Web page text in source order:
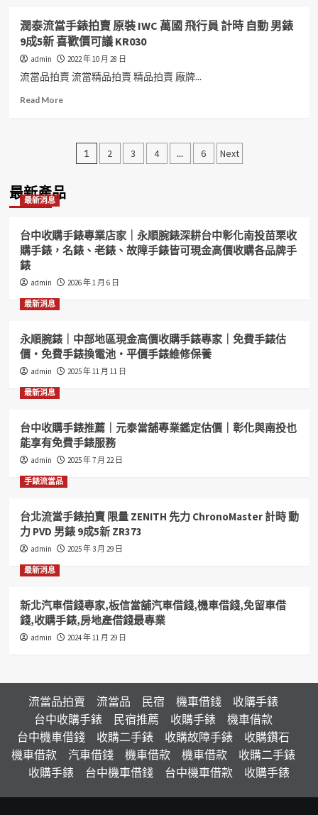
可
議
ZR405
限
量
88
支
自
動
男
單
歡
價
ZR426
裝
HERMES
愛
馬
仕
Arceau
三
自
女
錶
5
齊
ZR439
潤
泰
流
當
手
錶
拍
Bell&Ross
士
顱
頭
鍊
量
500
隻
清
KR031
潤泰流當手錶拍賣 原裝 IWC 萬國 飛行員 計時 自動 男錶
9成5新 喜歡價可議 KR030
admin 2022 年 10 月 28 日
流當品拍賣 流當精品拍賣 精品拍賣 廠牌...
Read MoreRead
手
賣
原
萬
員
計
時
錶
9
成
5
新
喜
價
可
議
文
頁
1 2 3 4 ... 6 Next
最新產品
最新消息
台中收購手錶專業店家｜永順腕錶深耕台中彰化南投苗栗收
購手錶，名錶、老錶、故障手錶皆可現金高價收購各品牌手
錶
admin 2026 年 1 月 6 日
最新消息
永順腕錶｜中部地區現金高價收購手錶專家｜免費手錶估
價・免費手錶換電池・平價手錶維修保養
admin 2025 年 11 月 11 日
最新消息
台中收購手錶推薦｜元泰當舖專業鑑定估價｜彰化與南投也
能享有免費手錶服務
admin 2025 年 7 月 22 日
手錶流當品
台北流當手錶拍賣 限量 ZENITH 先力 ChronoMaster 計時 動
力 PVD 男錶 9成5新 ZR373
admin 2025 年 3 月 29 日
最新消息
新北汽車借錢專家,板信當舖汽車借錢,機車借錢,免留車借
錢,收購手錶,房地產借錢最專業
admin 2024 年 11 月 29 日
流當品拍賣 流當品 民宿 機車借錢
收購手錶
台中收購手錶
民宿推薦 收購手錶
機車借款
台中機車借錢
收購二手錶 收購故障手錶
收購鑽石
機車借款
汽車借錢 機車借款 機車借款
收購二手錶
收購手錶
台中機車借錢 台中機車借款 收購手錶